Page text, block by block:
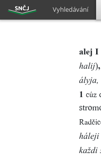
Vyhledávání
alej I
halij)
ályja,
1 cúz
háleji
každi